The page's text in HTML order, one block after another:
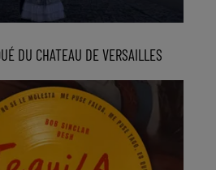
DU CHATEAU DE VERSAILLES